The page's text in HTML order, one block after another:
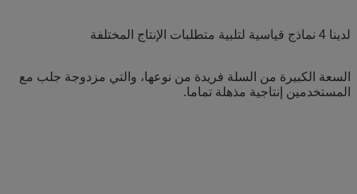
لدينا 4 نماذج قياسية لتلبية متطلبات الإنتاج المختلفة
السعة الكبيرة من السلة فريدة من نوعها، والتي مزدوجة جلب مع
المستخدمين إنتاجية مذهلة تماما.